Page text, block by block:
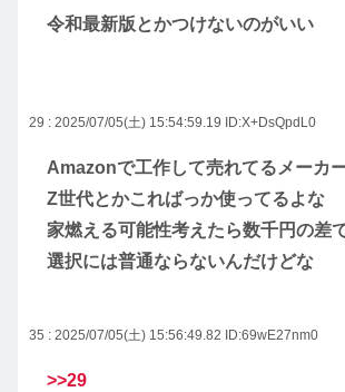
令和最新版とかつけないのがいい
29 : 2025/07/05(土) 15:54:59.19 ID:X+DsQpdL0
Amazonで工作して売れてるメーカ
Z世代とかこればっか使ってるよな
家燃える可能性考えたら数千円の差
選択には普通ならないんだけどな
35 : 2025/07/05(土) 15:56:49.82 ID:69wE27nm0
>>29